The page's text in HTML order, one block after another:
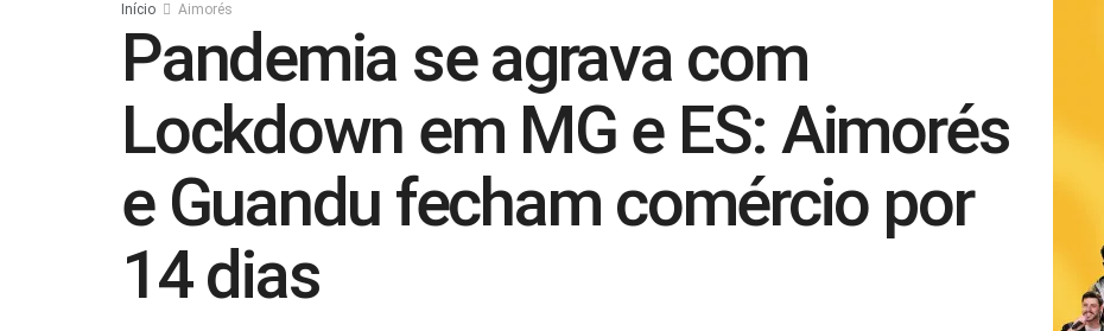
Início Aimorés
Pandemia se agrava com
Lockdown em MG e ES: Aimorés
e Guandu fecham comércio por
14 dias